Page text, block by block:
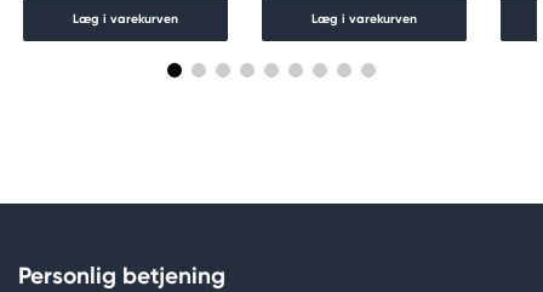
Læg i varekurven Læg i varekurven
Personlig betjening